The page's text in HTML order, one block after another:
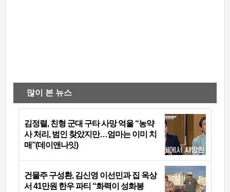
많이 본 뉴스
김정렬, 친형 군대 구타 사망 억울 “농약
사 처리, 범인 찾았지만…엄마는 이미 치
매”(데이앤나잇)
건물주 구성환, 김신영 이선민과 집 옥상
서 41만원 한우 파티 “화력이 성화봉